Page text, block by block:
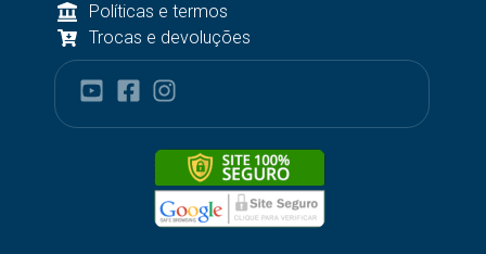
Políticas e termos
Trocas e devoluções